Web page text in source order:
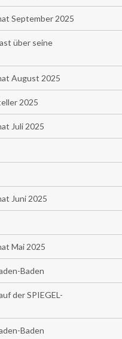
September 2025
über seine
August 2025
2025
Juli 2025
Juni 2025
Mai 2025
Baden
der SPIEGEL-
Baden